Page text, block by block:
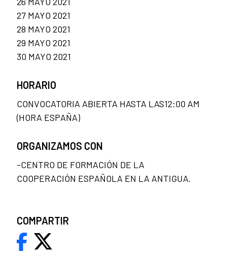
27 MAYO 2021
28 MAYO 2021
29 MAYO 2021
30 MAYO 2021
HORARIO
CONVOCATORIA ABIERTA HASTA LAS12:00 AM
(HORA ESPAÑA)
ORGANIZAMOS CON
-CENTRO DE FORMACIÓN DE LA
COOPERACIÓN ESPAÑOLA EN LA ANTIGUA.
COMPARTIR